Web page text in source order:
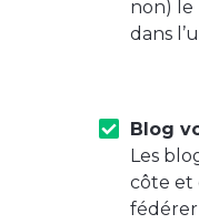
non)
dans
Blog
Les
côte et